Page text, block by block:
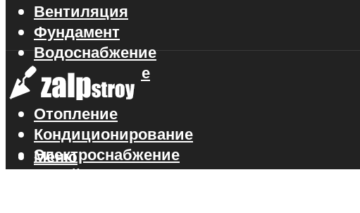
Вентиляция
Фундамент
Водоснабжение
Газоснабжение
Канализация
Отопление
Кондиционирование
Электроснабжение
Стройматериалы
Меню